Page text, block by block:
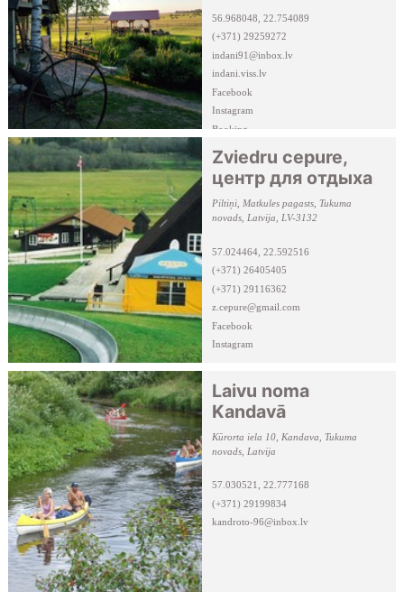
56.968048, 22.754089
(+371) 29259272
indani91@inbox.lv
indani.viss.lv
Facebook
Instagram
Booking
Zviedru cepure,
центр для отдыха
Piltiņi, Matkules pagasts, Tukuma
novads, Latvija, LV-3132
57.024464, 22.592516
(+371) 26405405
(+371) 29116362
z.cepure@gmail.com
Facebook
Instagram
Laivu noma
Kandavā
Kūrorta iela 10, Kandava, Tukuma
novads, Latvija
57.030521, 22.777168
(+371) 29199834
kandroto-96@inbox.lv